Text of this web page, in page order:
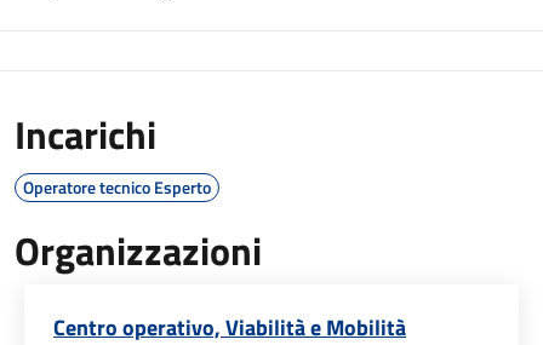
Incarichi
Operatore tecnico Esperto
Organizzazioni
Centro operativo, Viabilità e Mobilità